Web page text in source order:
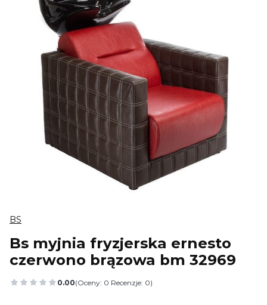
BS
Bs myjnia fryzjerska ernesto
czerwono brązowa bm 32969
0.00(Oceny: 0 Recenzje: 0)
Przejdź do sekcji Opinie